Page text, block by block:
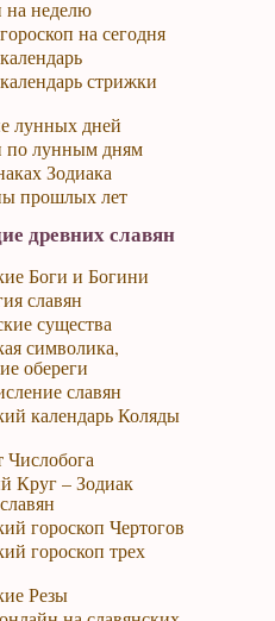
на неделю
на сегодня
стрижки
лунных дней
по лунным дням
Зодиака
прошлых лет
древних славян
Боги и Богини
славян
существа
символика,
обереги
славян
календарь Коляды
Числобога
Круг – Зодиак
гороскоп Чертогов
гороскоп трех
Резы